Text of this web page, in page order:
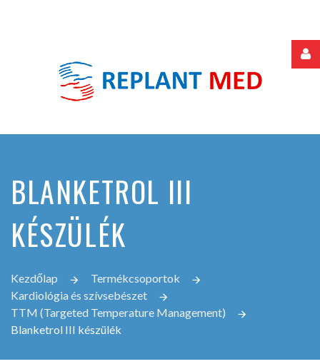
BLANKETROL III
KÉSZÜLÉK
Kezdőlap
Termékcsoportok
Kardiológia és szívsebészet
TTM (Targeted Temperature Management)
Blanketrol III készülék
Felhasználónév
Jegyezze
meg
jelszavát?
Elfelejtette
felhasználónevét?
létrehozása